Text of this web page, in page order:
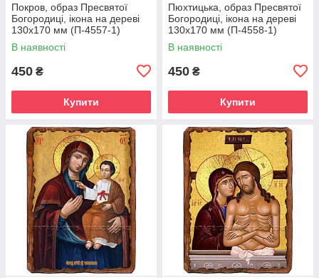
Покров, образ Пресвятої
Богородиці, ікона на дереві
130х170 мм (П-4557-1)
В наявності
450 ₴
Купити
Пюхтицька, образ Пресвятої
Богородиці, ікона на дереві
130х170 мм (П-4558-1)
В наявності
450 ₴
Купити